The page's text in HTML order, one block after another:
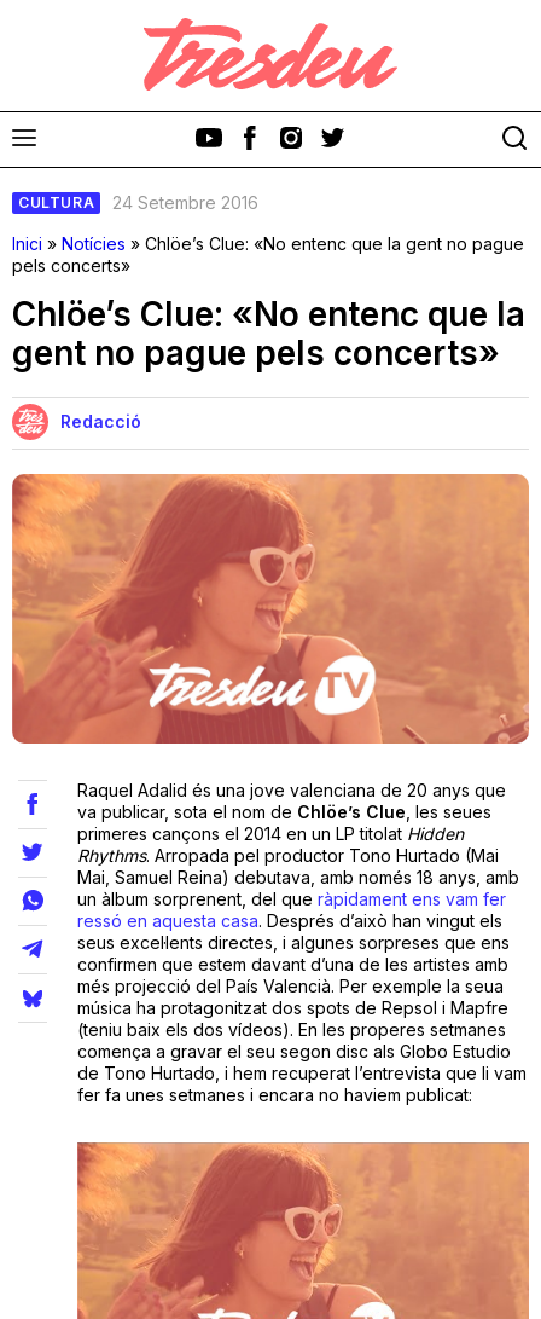
Discos
Videoclips
Cinema i Televisió
Festivals
Teatre
Internet
Opinió
Llibres
La Llista
Llocs
CULTURA
24 Setembre 2016
Inici » Notícies » Chlöe’s Clue: «No entenc que la gent no pague
pels concerts»
Chlöe’s Clue: «No entenc que la
gent no pague pels concerts»
Redacció
Raquel Adalid és una jove valenciana de 20 anys que
va publicar, sota el nom de Chlöe’s Clue , les seues
primeres cançons el 2014 en un LP titolat Hidden
Rhythms. Arropada pel productor Tono Hurtado (Mai
Mai, Samuel Reina) debutava, amb només 18 anys, amb
un àlbum sorprenent, del que ràpidament ens vam fer
ressó en aquesta casa. Després d’això han vingut els
seus excel·lents directes, i algunes sorpreses que ens
confirmen que estem davant d’una de les artistes amb
més projecció del País Valencià. Per exemple la seua
música ha protagonitzat dos spots de Repsol i Mapfre
(teniu baix els dos vídeos). En les properes setmanes
comença a gravar el seu segon disc als Globo Estudio
de Tono Hurtado, i hem recuperat l’entrevista que li vam
fer fa unes setmanes i encara no haviem publicat: